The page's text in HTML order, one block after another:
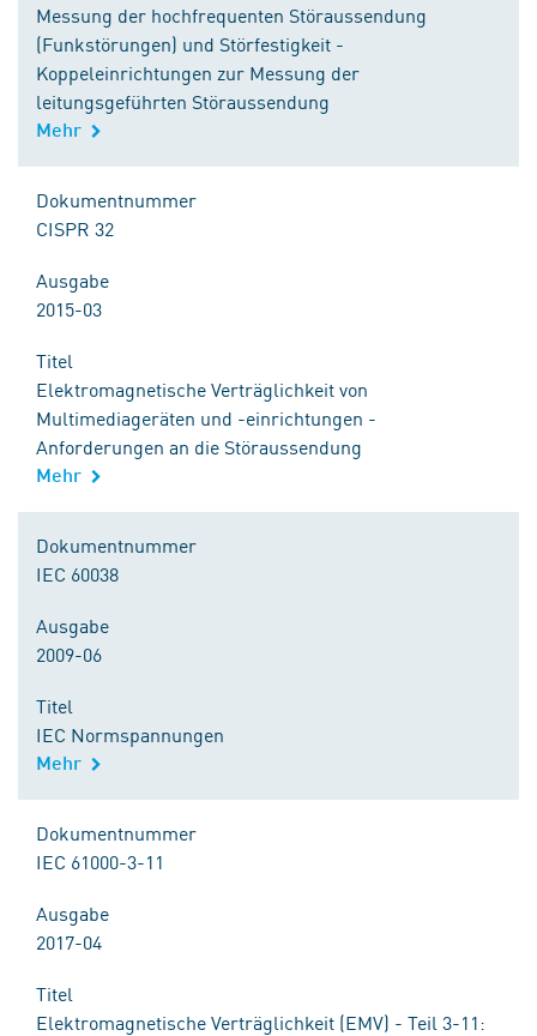
Messung der hochfrequenten Störaussendung
(Funkstörungen) und Störfestigkeit -
Koppeleinrichtungen zur Messung der
leitungsgeführten Störaussendung
Mehr
Dokumentnummer
CISPR 32
Ausgabe
2015-03
Titel
Elektromagnetische Verträglichkeit von
Multimediageräten und -einrichtungen -
Anforderungen an die Störaussendung
Mehr
Dokumentnummer
IEC 60038
Ausgabe
2009-06
Titel
IEC Normspannungen
Mehr
Dokumentnummer
IEC 61000-3-11
Ausgabe
2017-04
Titel
Elektromagnetische Verträglichkeit (EMV) - Teil 3-11: